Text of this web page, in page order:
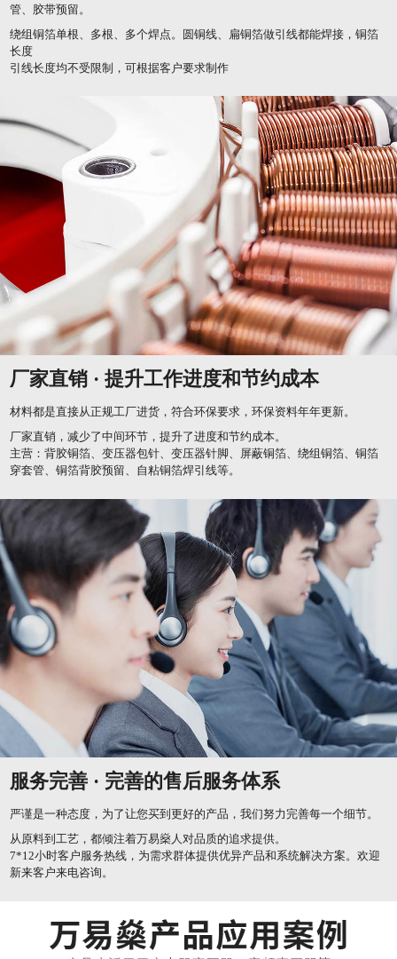
管、胶带预留。
绕组铜箔单根、多根、多个焊点。圆铜线、扁铜箔做引线都能焊接，铜箔
长度
引线长度均不受限制，可根据客户要求制作
厂家直销 · 提升工作进度和节约成本
材料都是直接从正规工厂进货，符合环保要求，环保资料年年更新。
厂家直销，减少了中间环节，提升了进度和节约成本。
主营：背胶铜箔、变压器包针、变压器针脚、屏蔽铜箔、绕组铜箔、铜箔
穿套管、铜箔背胶预留、自粘铜箔焊引线等。
服务完善 · 完善的售后服务体系
严谨是一种态度，为了让您买到更好的产品，我们努力完善每一个细节。
从原料到工艺，都倾注着万易燊人对品质的追求提供。
7*12小时客户服务热线，为需求群体提供优异产品和系统解决方案。欢迎
新来客户来电咨询。